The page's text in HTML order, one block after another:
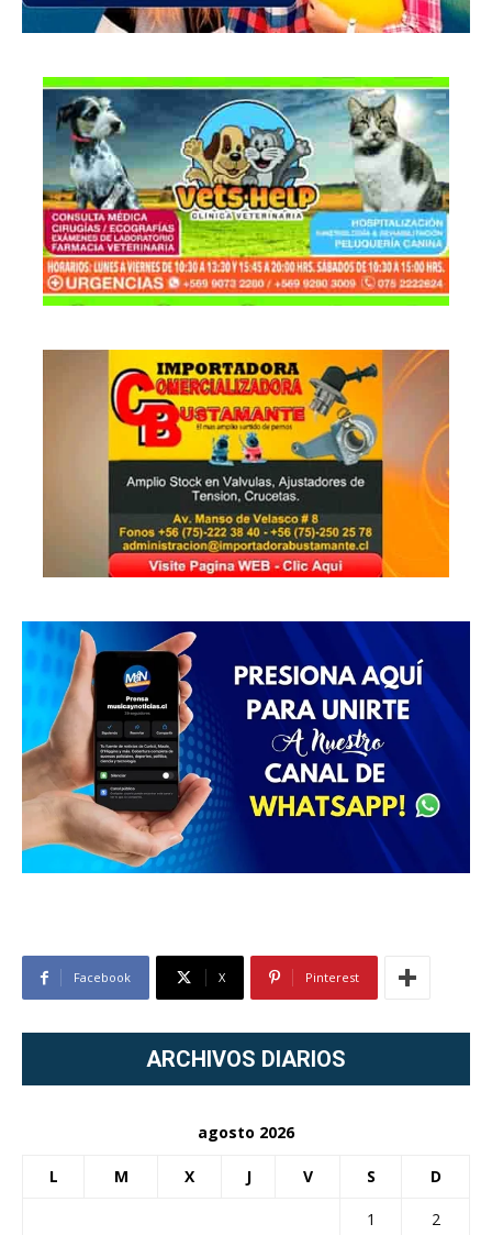
Facebook X Pinterest
ARCHIVOS DIARIOS
agosto 2026
L M X J V S D
1
2